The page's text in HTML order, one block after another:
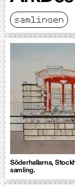
samlingen
Söderhallarna,
samling.